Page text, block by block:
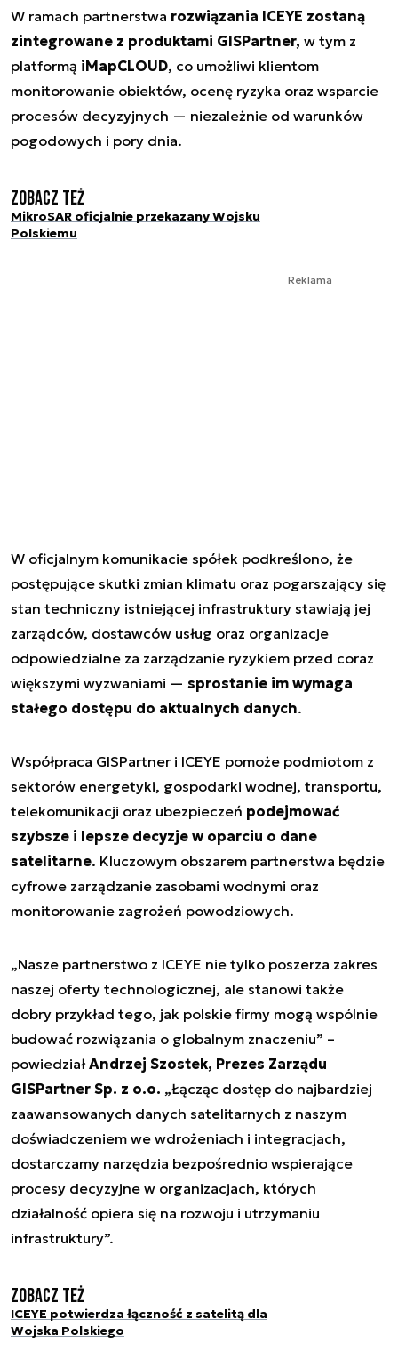
W ramach partnerstwa rozwiązania ICEYE zostaną
zintegrowane z produktami GISPartner, w tym z
platformą iMapCLOUD, co umożliwi klientom
monitorowanie obiektów, ocenę ryzyka oraz wsparcie
procesów decyzyjnych — niezależnie od warunków
pogodowych i pory dnia.
Zobacz też
MikroSAR oficjalnie przekazany Wojsku
Polskiemu
Reklama
W oficjalnym komunikacie spółek podkreślono, że
postępujące skutki zmian klimatu oraz pogarszający się
stan techniczny istniejącej infrastruktury stawiają jej
zarządców, dostawców usług oraz organizacje
odpowiedzialne za zarządzanie ryzykiem przed coraz
większymi wyzwaniami — sprostanie im wymaga
stałego dostępu do aktualnych danych.
Współpraca GISPartner i ICEYE pomoże podmiotom z
sektorów energetyki, gospodarki wodnej, transportu,
telekomunikacji oraz ubezpieczeń podejmować
szybsze i lepsze decyzje w oparciu o dane
satelitarne. Kluczowym obszarem partnerstwa będzie
cyfrowe zarządzanie zasobami wodnymi oraz
monitorowanie zagrożeń powodziowych.
„Nasze partnerstwo z ICEYE nie tylko poszerza zakres
naszej oferty technologicznej, ale stanowi także
dobry przykład tego, jak polskie firmy mogą wspólnie
budować rozwiązania o globalnym znaczeniu” –
powiedziałAndrzej Szostek, Prezes Zarządu
GISPartner Sp. z o.o. „Łącząc dostęp do najbardziej
zaawansowanych danych satelitarnych z naszym
doświadczeniem we wdrożeniach i integracjach,
dostarczamy narzędzia bezpośrednio wspierające
procesy decyzyjne w organizacjach, których
działalność opiera się na rozwoju i utrzymaniu
infrastruktury”.
Zobacz też
ICEYE potwierdza łączność z satelitą dla
Wojska Polskiego